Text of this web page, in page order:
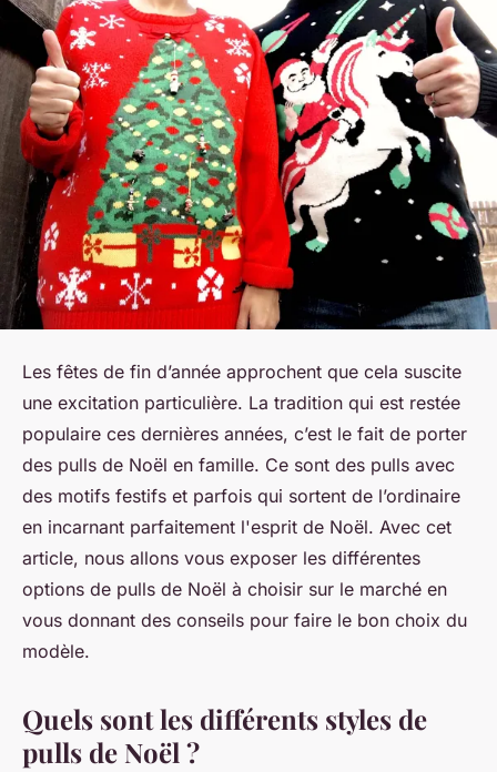
Les fêtes de fin d’année approchent que cela suscite
une excitation particulière. La tradition qui est restée
populaire ces dernières années, c’est le fait de porter
des pulls de Noël en famille. Ce sont des pulls avec
des motifs festifs et parfois qui sortent de l’ordinaire
en incarnant parfaitement l'esprit de Noël. Avec cet
article, nous allons vous exposer les différentes
options de pulls de Noël à choisir sur le marché en
vous donnant des conseils pour faire le bon choix du
modèle.
Quels sont les différents styles de
pulls de Noël ?